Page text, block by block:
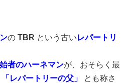
の TBR という古いレパートリ
者のハーネマンが、おそらく最
「レパートリーの父」
とも称さ